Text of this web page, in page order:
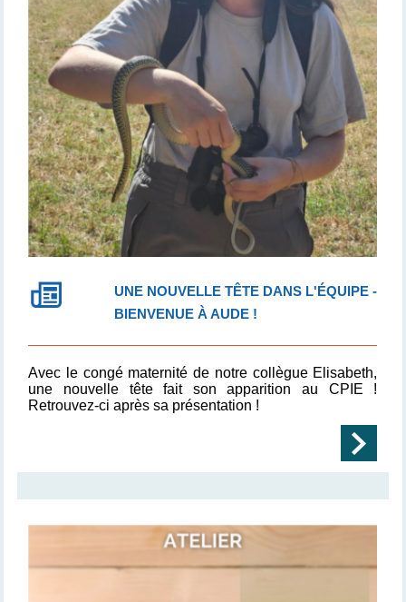
UNE NOUVELLE TÊTE DANS L'ÉQUIPE -
BIENVENUE À AUDE !
Avec le congé maternité de notre collègue Elisabeth,
une nouvelle tête fait son apparition au CPIE !
Retrouvez-ci après sa présentation !